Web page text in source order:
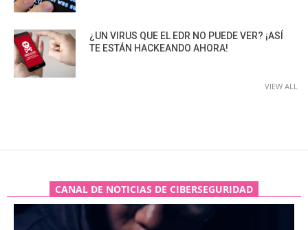
¿UN VIRUS QUE EL EDR NO PUEDE VER? ¡ASÍ
TE ESTÁN HACKEANDO AHORA!
VIEW ALL
CANAL DE NOTICIAS DE CIBERSEGURIDAD